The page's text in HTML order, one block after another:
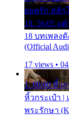
ยอดรัก สลัก
18. 56:05 แ
18 บทเพลง
(Official
17 views •
1. 00:00 หิ้ว
หิ้วกระเป๋า |
พระรักษา